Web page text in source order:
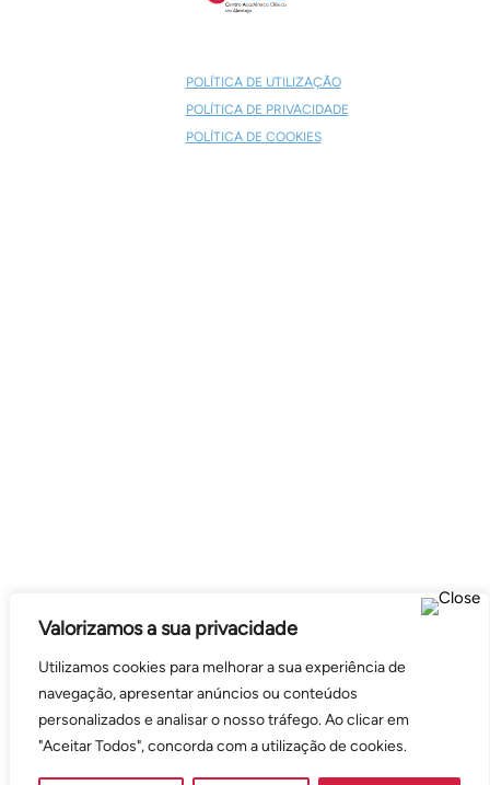
Valorizamos a sua privacidade
Utilizamos cookies para melhorar a sua experiência de
navegação, apresentar anúncios ou conteúdos
personalizados e analisar o nosso tráfego. Ao clicar em
"Aceitar Todos", concorda com a utilização de cookies.
POLÍTICA DE UTILIZAÇÃO
POLÍTICA DE PRIVACIDADE
POLÍTICA DE COOKIES